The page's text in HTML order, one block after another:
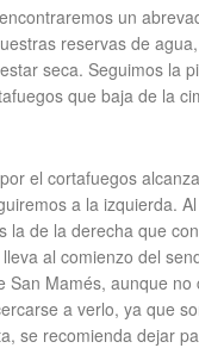
un
reservas de
seca. Seguimos la
que baja de la
el cortafuegos
a la izquierda.
la de la derecha que
al comienzo del
San Mamés, aunque no
a verlo, ya que
se recomienda dejar